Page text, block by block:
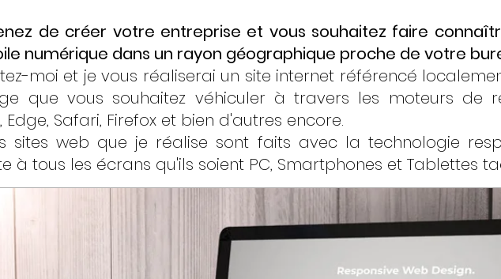
de créer votre entreprise et vous souhaitez faire
numérique dans un rayon géographique proche de votre
moi et je vous réaliserai un site internet référencé
que vous souhaitez véhiculer à travers les moteurs de
Edge, Safari, Firefox et bien d'autres encore.
sites web que je réalise sont faits avec la technologie
à tous les écrans qu'ils soient PC, Smartphones et Tablettes